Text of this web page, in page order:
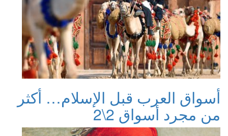
أسواق العرب قبل الإسلام… أكثر
من مجرد أسواق 2\2